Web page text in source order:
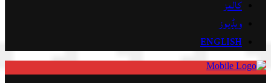
کالمز
ویڈیوز
ENGLISH